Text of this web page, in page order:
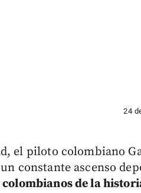
24
el piloto colombiano
constante ascenso
de la